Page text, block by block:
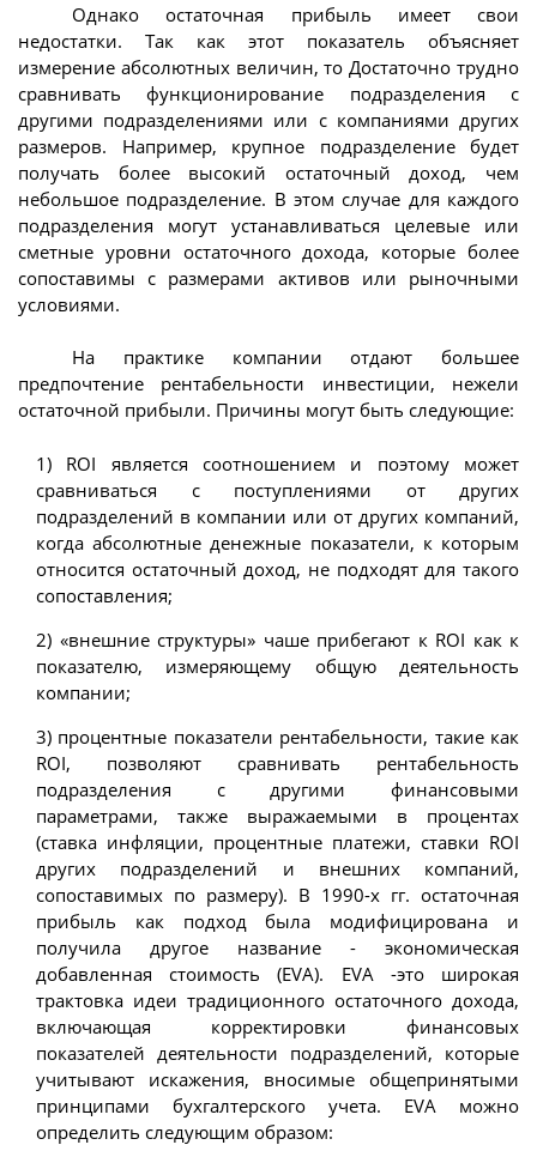
Однако остаточная прибыль имеет свои
недостатки. Так как этот показатель объясняет
измерение абсолютных величин, то Достаточно трудно
сравнивать функционирование подразделения с
другими подразделениями или с компаниями других
размеров. Например, крупное подразделение будет
получать более высокий остаточный доход, чем
небольшое подразделение. В этом случае для каждого
подразделения могут устанавливаться целевые или
сметные уровни остаточного дохода, которые более
сопоставимы с размерами активов или рыночными
условиями.
На практике компании отдают большее
предпочтение рентабельности инвестиции, нежели
остаточной прибыли. Причины могут быть следующие:
1) ROI является соотношением и поэтому может
сравниваться с поступлениями от других
подразделений в компании или от других компаний,
когда абсолютные денежные показатели, к которым
относится остаточный доход, не подходят для такого
сопоставления;
2) «внешние структуры» чаше прибегают к ROI как к
показателю, измеряющему общую деятельность
компании;
3) процентные показатели рентабельности, такие как
ROI, позволяют сравнивать рентабельность
подразделения с другими финансовыми
параметрами, также выражаемыми в процентах
(ставка инфляции, процентные платежи, ставки ROI
других подразделений и внешних компаний,
сопоставимых по размеру). В 1990-х гг. остаточная
прибыль как подход была модифицирована и
получила другое название - экономическая
добавленная стоимость (EVA). EVA -это широкая
трактовка идеи традиционного остаточного дохода,
включающая корректировки финансовых
показателей деятельности подразделений, которые
учитывают искажения, вносимые общепринятыми
принципами бухгалтерского учета. EVA можно
определить следующим образом: